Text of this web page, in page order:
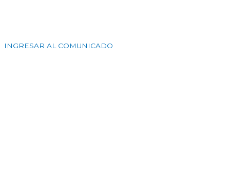
INGRESAR AL COMUNICADO